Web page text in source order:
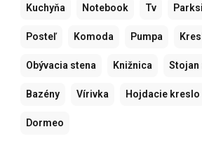
Kuchyňa Notebook Tv
Posteľ Komoda Pumpa
Obývacia stena Knižnica Stojan
Bazény Vírivka Hojdacie kreslo
Dormeo